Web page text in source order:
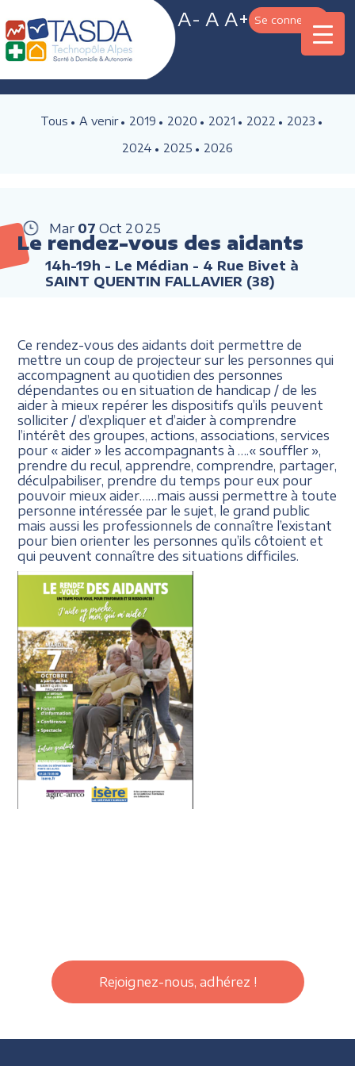
A- A A+ Se connecter
Tous A venir 2019 2020 2021 2022
2023
2024
2025 2026
Mar 07 Oct 2025
Le rendez-vous des aidants
14h-19h - Le Médian - 4 Rue Bivet à
SAINT QUENTIN FALLAVIER (38)
Ce rendez-vous des aidants doit permettre de
mettre un coup de projecteur sur les personnes qui
accompagnent au quotidien des personnes
dépendantes ou en situation de handicap / de les
aider à mieux repérer les dispositifs qu’ils peuvent
solliciter / d’expliquer et d’aider à comprendre
l’intérêt des groupes, actions, associations, services
pour « aider » les accompagnants à ….« souffler »,
prendre du recul, apprendre, comprendre, partager,
déculpabiliser, prendre du temps pour eux pour
pouvoir mieux aider……mais aussi permettre à toute
personne intéressée par le sujet, le grand public
mais aussi les professionnels de connaître l’existant
pour bien orienter les personnes qu’ils côtoient et
qui peuvent connaître des situations difficiles.
Rejoignez-nous, adhérez !